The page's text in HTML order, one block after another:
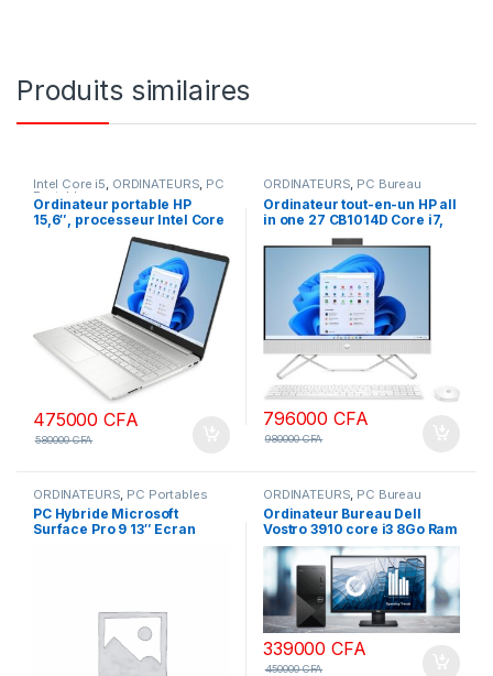
Produits similaires
Intel Core i5, ORDINATEURS, PC
Portables
Ordinateur portable HP
15,6″, processeur Intel Core
i5-1355U de 13e génération,
8 Go de RAM, SSD 512 Go,
écran antireflet FHD,
webcam, pavé numérique,
Wi-Fi, Bluetooth, HDMI,
Windows 11
475000CFA
580000CFA
ORDINATEURS, PC Bureau
Ordinateur tout-en-un HP all
in one 27 CB1014D Core i7,
16 Go de RAM, 256 Go de
SSD + 1 To de disque dur,
Windows 11, écran tactile,
bleu nébuleuse
796000CFA
980000CFA
ORDINATEURS PC Portables
PC Hybride Microsoft
Surface Pro 9 13″ Ecran
ORDINATEURS PC Bureau
Ordinateur Bureau Dell
Vostro 3910 core i3 8Go Ram
DDR4 512 SSD écran 22
pouces Full HD
339000CFA
450000CFA